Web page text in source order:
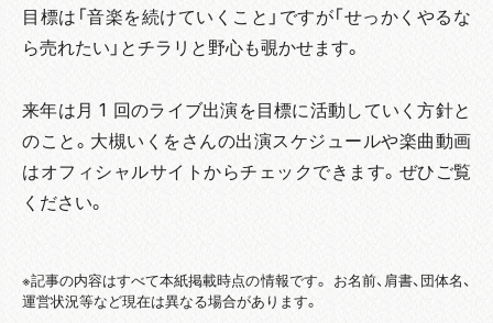
目標は「音楽を続けていくこと」ですが「せっかくやるな
ら売れたい」とチラリと野心も覗かせます。
来年は月 1 回のライブ出演を目標に活動していく方針と
のこと。大槻いくをさんの出演スケジュールや楽曲動画
はオフィシャルサイトからチェックできます。ぜひご覧
ください。
※記事の内容はすべて本紙掲載時点の情報です。 お名前、肩書、団体名、
運営状況等など現在は異なる場合があります。